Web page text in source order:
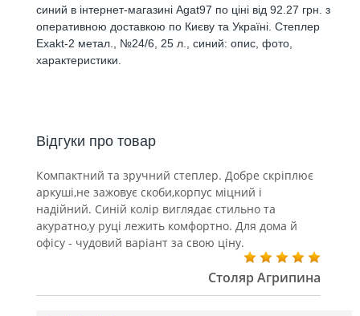
синий в інтернет-магазині Agat97 по ціні від 92.27 грн. з
оперативною доставкою по Києву та Україні. Степлер
Exakt-2 метал., №24/6, 25 л., синий: опис, фото,
характеристики.
Відгуки про товар
Компактний та зручний степлер. Добре скріплює
аркуші,не зажовує скоби,корпус міцний і
надійний. Синій колір виглядає стильно та
акуратно,у руці лежить комфортно. Для дома й
офісу - чудовий варіант за свою ціну.
Столяр Агрипина